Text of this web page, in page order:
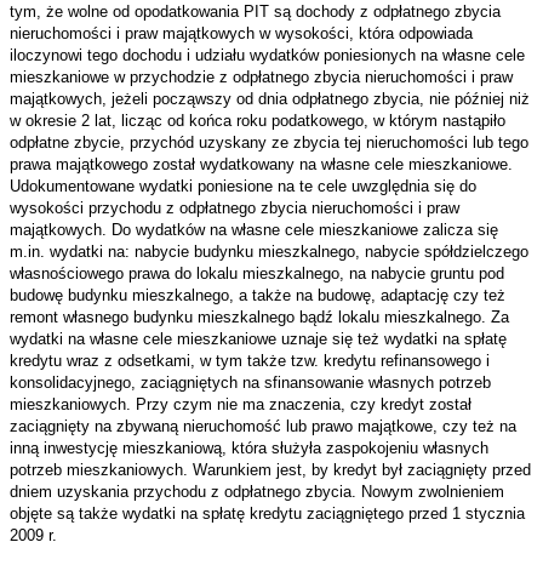
tym, że wolne od opodatkowania PIT są dochody z odpłatnego zbycia
nieruchomości i praw majątkowych w wysokości, która odpowiada
iloczynowi tego dochodu i udziału wydatków poniesionych na własne cele
mieszkaniowe w przychodzie z odpłatnego zbycia nieruchomości i praw
majątkowych, jeżeli począwszy od dnia odpłatnego zbycia, nie później niż
w okresie 2 lat, licząc od końca roku podatkowego, w którym nastąpiło
odpłatne zbycie, przychód uzyskany ze zbycia tej nieruchomości lub tego
prawa majątkowego został wydatkowany na własne cele mieszkaniowe.
Udokumentowane wydatki poniesione na te cele uwzględnia się do
wysokości przychodu z odpłatnego zbycia nieruchomości i praw
majątkowych. Do wydatków na własne cele mieszkaniowe zalicza się
m.in. wydatki na: nabycie budynku mieszkalnego, nabycie spółdzielczego
własnościowego prawa do lokalu mieszkalnego, na nabycie gruntu pod
budowę budynku mieszkalnego, a także na budowę, adaptację czy też
remont własnego budynku mieszkalnego bądź lokalu mieszkalnego. Za
wydatki na własne cele mieszkaniowe uznaje się też wydatki na spłatę
kredytu wraz z odsetkami, w tym także tzw. kredytu refinansowego i
konsolidacyjnego, zaciągniętych na sfinansowanie własnych potrzeb
mieszkaniowych. Przy czym nie ma znaczenia, czy kredyt został
zaciągnięty na zbywaną nieruchomość lub prawo majątkowe, czy też na
inną inwestycję mieszkaniową, która służyła zaspokojeniu własnych
potrzeb mieszkaniowych. Warunkiem jest, by kredyt był zaciągnięty przed
dniem uzyskania przychodu z odpłatnego zbycia. Nowym zwolnieniem
objęte są także wydatki na spłatę kredytu zaciągniętego przed 1 stycznia
2009 r.